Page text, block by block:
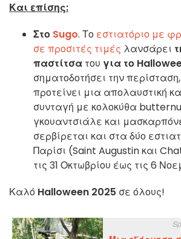
Και επίσης:
Στο Sugo. Το εστιατόριο με
σε προσιτές τιμές λανσάρει
παστίτσα του για το
σηματοδοτήσει την
προτείνει μια απολαυστική
συνταγή με κολοκύθα
γκουαντσιάλε και
σερβίρεται και στα δύο
Παρίσι (Saint Augustin και
τις 31 Οκτωβρίου έως τις 6
Καλό Halloween 2025 σε όλους!